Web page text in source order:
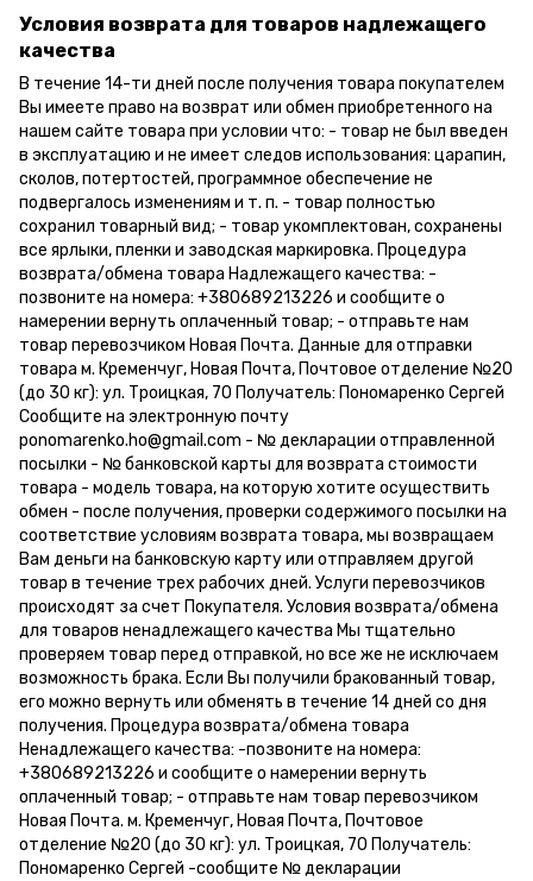
Условия возврата для товаров надлежащего
качества
В течение 14-ти дней после получения товара покупателем
Вы имеете право на возврат или обмен приобретенного на
нашем сайте товара при условии что: - товар не был введен
в эксплуатацию и не имеет следов использования: царапин,
сколов, потертостей, программное обеспечение не
подвергалось изменениям и т. п. - товар полностью
сохранил товарный вид; - товар укомплектован, сохранены
все ярлыки, пленки и заводская маркировка. Процедура
возврата/обмена товара Надлежащего качества: -
позвоните на номера: +380689213226 и сообщите о
намерении вернуть оплаченный товар; - отправьте нам
товар перевозчиком Новая Почта. Данные для отправки
товара м. Кременчуг, Новая Почта, Почтовое отделение №20
(до 30 кг): ул. Троицкая, 70 Получатель: Пономаренко Сергей
Сообщите на электронную почту
ponomarenko.ho@gmail.com - № декларации отправленной
посылки - № банковской карты для возврата стоимости
товара - модель товара, на которую хотите осуществить
обмен - после получения, проверки содержимого посылки на
соответствие условиям возврата товара, мы возвращаем
Вам деньги на банковскую карту или отправляем другой
товар в течение трех рабочих дней. Услуги перевозчиков
происходят за счет Покупателя. Условия возврата/обмена
для товаров ненадлежащего качества Мы тщательно
проверяем товар перед отправкой, но все же не исключаем
возможность брака. Если Вы получили бракованный товар,
его можно вернуть или обменять в течение 14 дней со дня
получения. Процедура возврата/обмена товара
Ненадлежащего качества: -позвоните на номера:
+380689213226 и сообщите о намерении вернуть
оплаченный товар; - отправьте нам товар перевозчиком
Новая Почта. м. Кременчуг, Новая Почта, Почтовое
отделение №20 (до 30 кг): ул. Троицкая, 70 Получатель:
Пономаренко Сергей -сообщите № декларации